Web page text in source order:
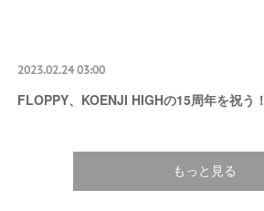
2023.02.24 03:00
FLOPPY、KOENJI HIGHの15周年を祝う！
もっと見る